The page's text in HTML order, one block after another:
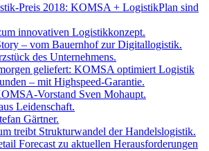
Preis 2018: KOMSA + LogistikPlan sind
innovativen Logistikkonzept.
– vom Bauernhof zur Digitallogistik.
des Unternehmens.
geliefert: KOMSA optimiert Logistik
– mit Highspeed-Garantie.
Vorstand Sven Mohaupt.
Leidenschaft.
Gärtner.
treibt Strukturwandel der Handelslogistik.
Forecast zu aktuellen Herausforderungen